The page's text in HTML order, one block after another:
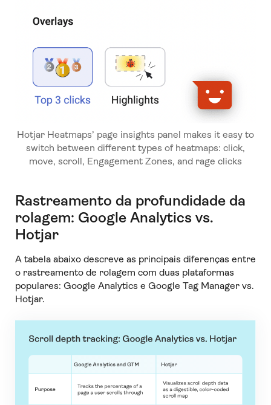
Hotjar Heatmaps’ page insights panel makes it easy to
switch between different types of heatmaps: click,
move, scroll, Engagement Zones, and rage clicks
Rastreamento da profundidade da
rolagem: Google Analytics vs.
Hotjar
A tabela abaixo descreve as principais diferenças entre
o rastreamento de rolagem com duas plataformas
populares: Google Analytics e Google Tag Manager vs.
Hotjar.